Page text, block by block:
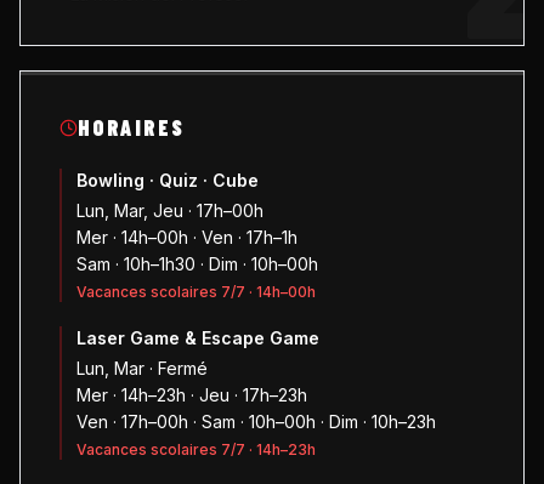
HORAIRES
Bowling · Quiz · Cube
Lun, Mar, Jeu · 17h–00h
Mer · 14h–00h · Ven · 17h–1h
Sam · 10h–1h30 · Dim · 10h–00h
Vacances scolaires 7/7 · 14h–00h
Laser Game & Escape Game
Lun, Mar · Fermé
Mer · 14h–23h · Jeu · 17h–23h
Ven · 17h–00h · Sam · 10h–00h · Dim · 10h–23h
Vacances scolaires 7/7 · 14h–23h